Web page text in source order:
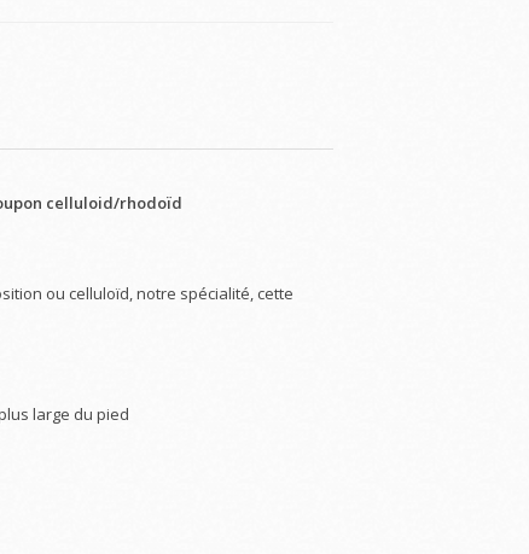
celluloid/rhodoïd
ou celluloïd, notre spécialité, cette
large du pied